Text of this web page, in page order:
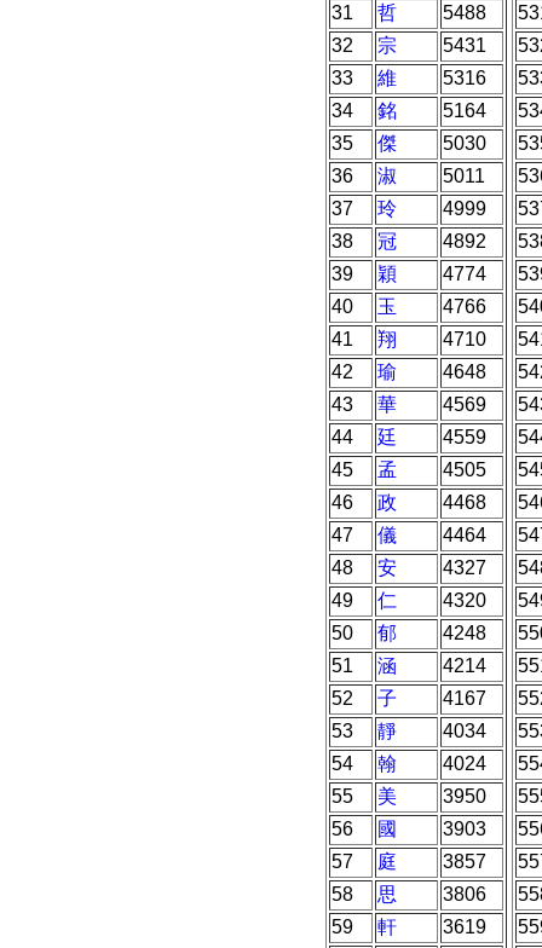
31
哲
5488
32
宗
5431
33
維
5316
34
銘
5164
35
傑
5030
36
淑
5011
37
玲
4999
38
冠
4892
39
穎
4774
40
玉
4766
41
翔
4710
42
瑜
4648
43
華
4569
44
廷
4559
45
孟
4505
46
政
4468
47
儀
4464
48
安
4327
49
仁
4320
50
郁
4248
51
涵
4214
52
子
4167
53
靜
4034
54
翰
4024
55
美
3950
56
國
3903
57
庭
3857
58
思
3806
59
軒
3619